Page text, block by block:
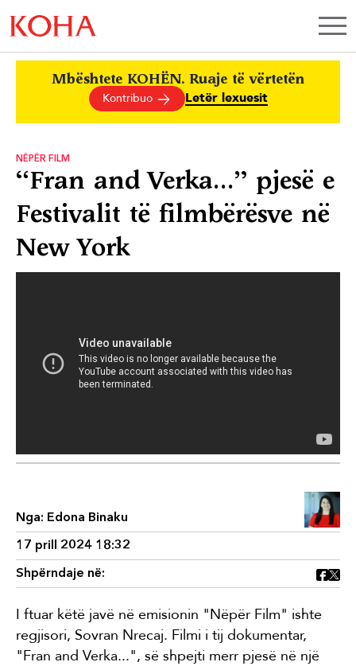
Mbështete KOHËN. Ruaje të vërtetën
Kontribuo Letër lexuesit
NËPËR FILM
“Fran and Verka…” pjesë e
Festivalit të filmbërësve në
New York
Nga: Edona Binaku
17 prill 2024 18:32
Shpërndaje në:
I ftuar këtë javë në emisionin "Nëpër Film" ishte
regjisori, Sovran Nrecaj. Filmi i tij dokumentar,
"Fran and Verka...", së shpejti merr pjesë në një